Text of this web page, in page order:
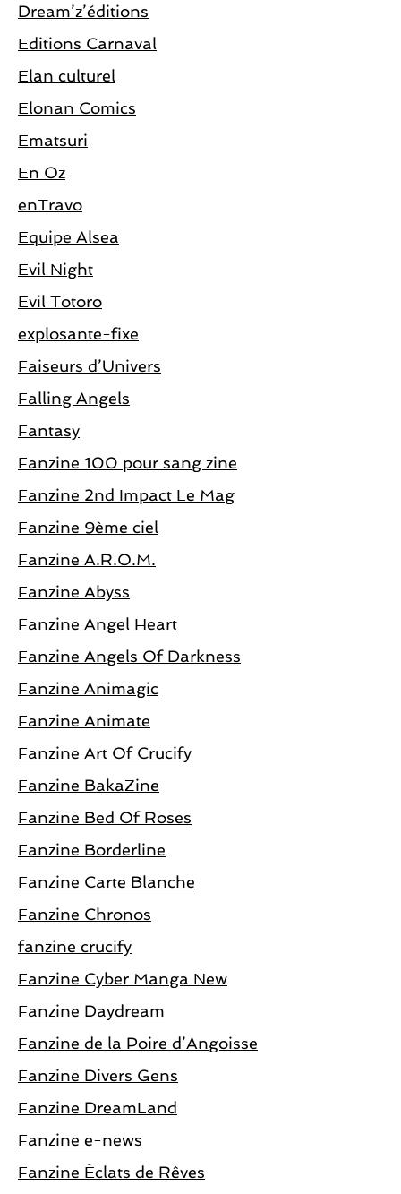
Dream’z’éditions
Editions Carnaval
Elan culturel
Elonan Comics
Ematsuri
En Oz
enTravo
Equipe Alsea
Evil Night
Evil Totoro
explosante-fixe
Faiseurs d’Univers
Falling Angels
Fantasy
Fanzine 100 pour sang zine
Fanzine 2nd Impact Le Mag
Fanzine 9ème ciel
Fanzine A.R.O.M.
Fanzine Abyss
Fanzine Angel Heart
Fanzine Angels Of Darkness
Fanzine Animagic
Fanzine Animate
Fanzine Art Of Crucify
Fanzine BakaZine
Fanzine Bed Of Roses
Fanzine Borderline
Fanzine Carte Blanche
Fanzine Chronos
fanzine crucify
Fanzine Cyber Manga New
Fanzine Daydream
Fanzine de la Poire d’Angoisse
Fanzine Divers Gens
Fanzine DreamLand
Fanzine e-news
Fanzine Éclats de Rêves